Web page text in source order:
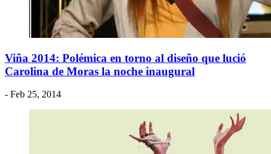
Viña 2014: Polémica en torno al diseño que lució
Carolina de Moras la noche inaugural
- Feb 25, 2014